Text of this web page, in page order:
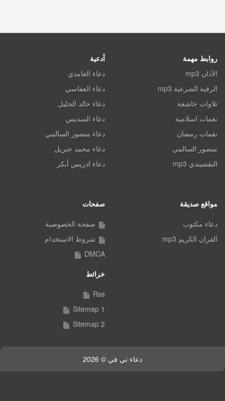
روابط مهمة
الأذان mp3
الرقية الشرعية mp3
تلاوات خاشعة
نغمات اسلامية
نغمات رمضان
منصور السالمي
النقشبندي mp3
أدعية
دعاء الغامدي
دعاء العفاسي
دعاء خالد الجليل
دعاء السديس
دعاء منصور السالمي
دعاء محمد جبريل
دعاء ادريس أبكر
مواقع صديقة
دعاء مكتوب
القران الكريم mp3
صفحات
صفحة الخصوصية
شروط الاستخدام
DMCA
خرائط
Rss
Sitemap 1
Sitemap 2
دعاء تي في © 2026